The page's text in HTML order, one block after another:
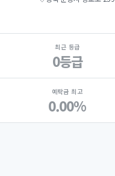
지점 핵심 지표 요약
최근 등급
0등급
예탁금 최고
0.00%